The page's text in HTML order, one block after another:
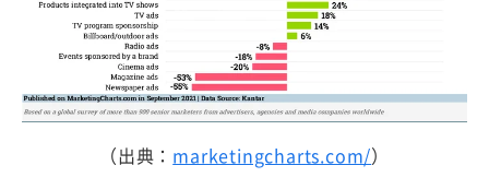
（出典： marketingcharts.com/）